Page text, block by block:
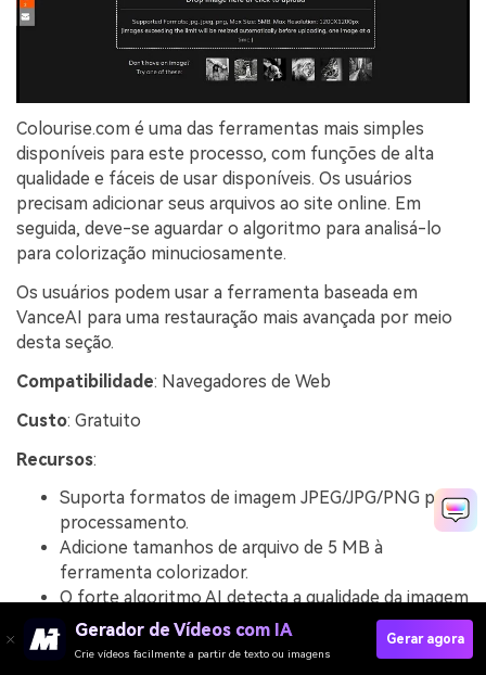
Colourise.com é uma das ferramentas mais simples
disponíveis para este processo, com funções de alta
qualidade e fáceis de usar disponíveis. Os usuários
precisam adicionar seus arquivos ao site online. Em
seguida, deve-se aguardar o algoritmo para analisá-lo
para colorização minuciosamente.
Os usuários podem usar a ferramenta baseada em
VanceAI para uma restauração mais avançada por meio
desta seção.
Compatibilidade: Navegadores de Web
Custo: Gratuito
Recursos:
Suporta formatos de imagem JPEG/JPG/PNG para
processamento.
Adicione tamanhos de arquivo de 5 MB à
ferramenta colorizador.
O forte algoritmo AI detecta a qualidade da imagem
e lida com a sequência de processamento de cores
rapidamente.
Gerador de Vídeos com IA
Crie vídeos facilmente a partir de texto ou imagens
Gerar agora